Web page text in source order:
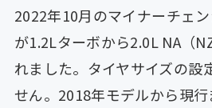
2022年10月のマイナーチェ
が1.2Lターボから2.0L NA（
れました。タイヤサイズの設
せん。2018年モデルから現